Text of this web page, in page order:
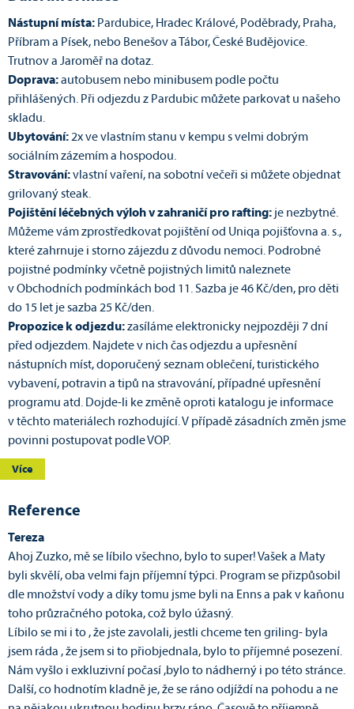
Nástupní místa: Pardubice, Hradec Králové, Poděbrady, Praha,
Příbram a Písek, nebo Benešov a Tábor, České Budějovice.
Trutnov a Jaroměř na dotaz.
Doprava:autobusem nebo minibusem podle počtu
přihlášených. Při odjezdu z Pardubic můžete parkovat u našeho
skladu.
Ubytování:2x ve vlastním stanu v kempu s velmi dobrým
sociálním zázemím a hospodou.
Stravování:vlastní vaření, na sobotní večeři si můžete objednat
grilovaný steak.
Pojištění léčebných výloh v zahraničí pro rafting: je nezbytné.
Můžeme vám zprostředkovat pojištění od Uniqa pojišťovna a. s.,
které zahrnuje i storno zájezdu z důvodu nemoci. Podrobné
pojistné podmínky včetně pojistných limitů naleznete
v Obchodních podmínkách bod 11. Sazba je 46 Kč/den, pro děti
do 15 let je sazba 25 Kč/den.
Propozice k odjezdu:zasíláme elektronicky nejpozději 7 dní
před odjezdem. Najdete v nich čas odjezdu a upřesnění
nástupních míst, doporučený seznam oblečení, turistického
vybavení, potravin a tipů na stravování, případné upřesnění
programu atd. Dojde-li ke změně oproti katalogu je informace
v těchto materiálech rozhodující. V případě zásadních změn jsme
povinni postupovat podle VOP.
Více
Reference
Tereza
Ahoj Zuzko, mě se líbilo všechno, bylo to super! Vašek a Maty
byli skvělí, oba velmi fajn příjemní týpci. Program se přizpůsobil
dle množství vody a díky tomu jsme byli na Enns a pak v kaňonu
toho průzračného potoka, což bylo úžasný.
Líbilo se mi i to , že jste zavolali, jestli chceme ten griling- byla
jsem ráda , že jsem si to přiobjednala, bylo to příjemné posezení.
Nám vyšlo i exkluzivní počasí ,bylo to nádherný i po této stránce.
Další, co hodnotím kladně je, že se ráno odjíždí na pohodu a ne